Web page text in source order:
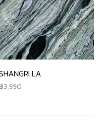
LA
3,990